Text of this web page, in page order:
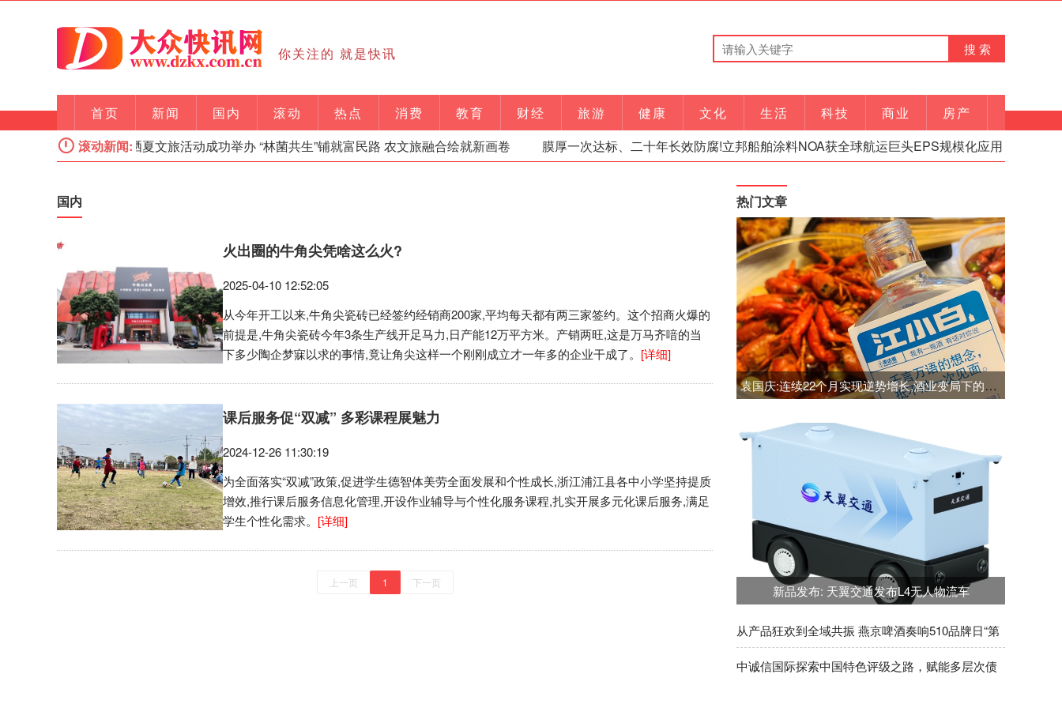
你关注的 就是快讯
首页 新闻 国内 滚动 热点 消费 教育 财经 旅游 健康 文化 生活 科技 商业
房产
滚动新闻:
届红菌丰收季暨高原晒夏文旅活动成功举办 “林菌共生”铺就富民路 农文旅融合绘就新画卷 膜厚一次达标、二十年长效防腐!立邦船舶涂料NOA获全球航运巨头EPS规模化应用
国内
火出圈的牛角尖凭啥这么火?
2025-04-10 12:52:05
从今年开工以来,牛角尖瓷砖已经签约经销商200家,平均每天都有两三家签约。这个招商火爆的
前提是,牛角尖瓷砖今年3条生产线开足马力,日产能12万平方米。产销两旺,这是万马齐喑的当
下多少陶企梦寐以求的事情,竟让角尖这样一个刚刚成立才一年多的企业干成了。 [详细]
课后服务促“双减” 多彩课程展魅力
2024-12-26 11:30:19
为全面落实“双减”政策,促进学生德智体美劳全面发展和个性成长,浙江浦江县各中小学坚持提质
增效,推行课后服务信息化管理,开设作业辅导与个性化服务课程,扎实开展多元化课后服务,满足
学生个性化需求。 [详细]
上一页 1 下一页
热门文章
袁国庆:连续22个月实现逆势增长,酒业变局下的转型增长案例江小白
新品发布: 天翼交通发布L4无人物流车
从产品狂欢到全域共振 燕京啤酒奏响510品牌日“第
六季”
中诚信国际探索中国特色评级之路，赋能多层次债